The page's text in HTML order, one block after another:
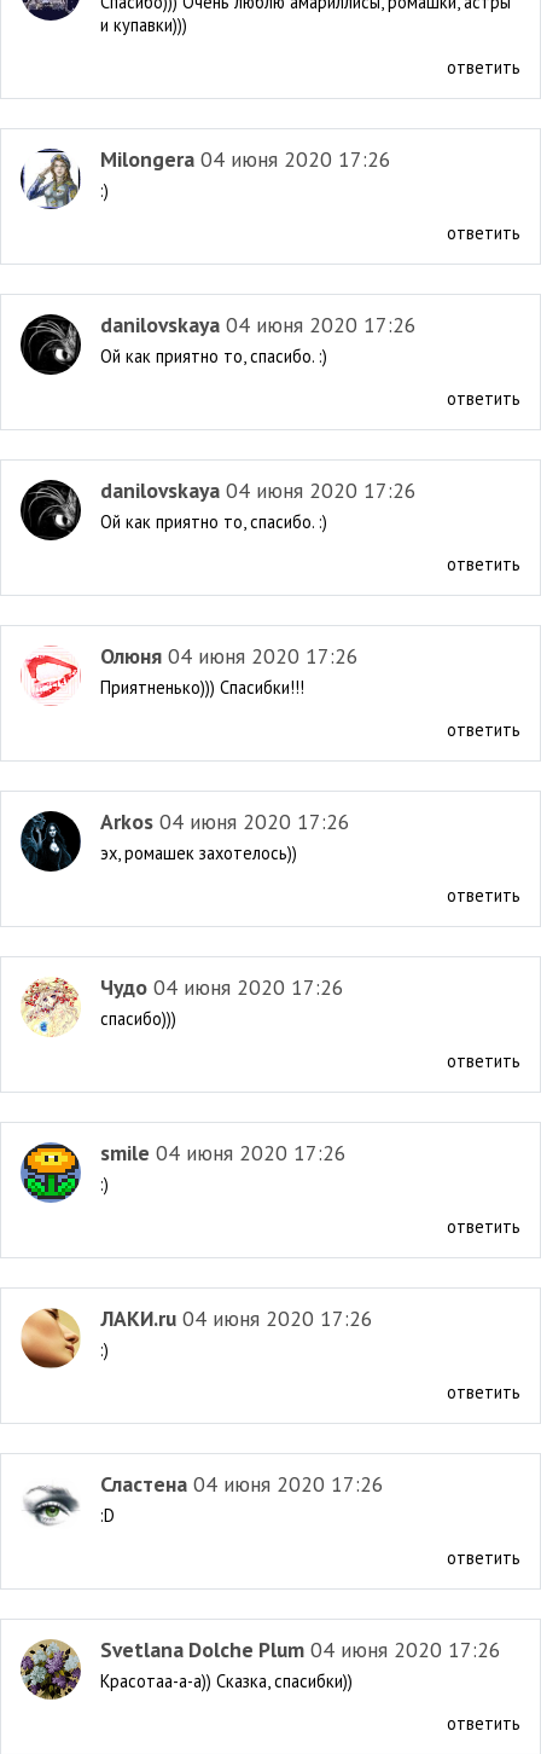
и купавки)))
ответить
Milongera 04 июня 2020 17:26
:)
ответить
danilovskaya 04 июня 2020 17:26
Ой как приятно то, спасибо. :)
ответить
danilovskaya 04 июня 2020 17:26
Ой как приятно то, спасибо. :)
ответить
Олюня 04 июня 2020 17:26
Приятненько))) Спасибки!!!
ответить
Arkos 04 июня 2020 17:26
эх, ромашек захотелось))
ответить
Чудо 04 июня 2020 17:26
спасибо)))
ответить
smile 04 июня 2020 17:26
:)
ответить
ЛАКИ.ru 04 июня 2020 17:26
:)
ответить
Сластена 04 июня 2020 17:26
:D
ответить
Svetlana Dolche Plum 04 июня 2020 17:26
Красотаа-а-а)) Сказка, спасибки))
ответить